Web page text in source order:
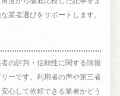
業者選びをサポートします。
の評判・信頼性に関する情報
ーです。利用者の声や第三者
心して依頼できる業者かどう